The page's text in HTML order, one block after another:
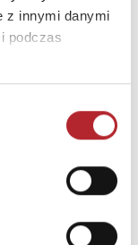
z innymi danymi
podczas